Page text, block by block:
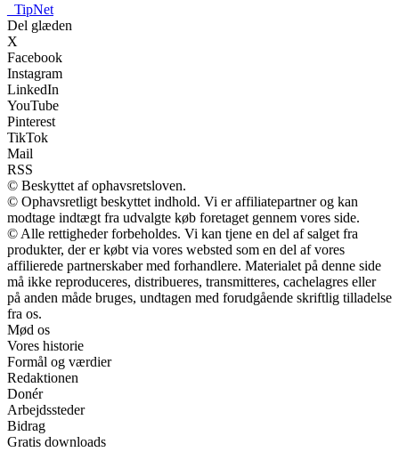
TipNet
Del glæden
X
Facebook
Instagram
LinkedIn
YouTube
Pinterest
TikTok
Mail
RSS
© Beskyttet af ophavsretsloven.
© Ophavsretligt beskyttet indhold. Vi er affiliatepartner og kan
modtage indtægt fra udvalgte køb foretaget gennem vores side.
© Alle rettigheder forbeholdes. Vi kan tjene en del af salget fra
produkter, der er købt via vores websted som en del af vores
affilierede partnerskaber med forhandlere. Materialet på denne side
må ikke reproduceres, distribueres, transmitteres, cachelagres eller
på anden måde bruges, undtagen med forudgående skriftlig tilladelse
fra os.
Mød os
Vores historie
Formål og værdier
Redaktionen
Donér
Arbejdssteder
Bidrag
Gratis downloads